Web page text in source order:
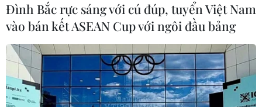
Bởi vậy, nếu khai thác giá trị làng cổ cho hoạt
động sáng tạo sẽ mang lại nhiều hiệu quả cho
việc bảo tồn, khai thác phát triển văn hóa, du
Đình Bắc rực sáng với cú đúp, tuyển Việt Nam
vào bán kết ASEAN Cup với ngôi đầu bảng